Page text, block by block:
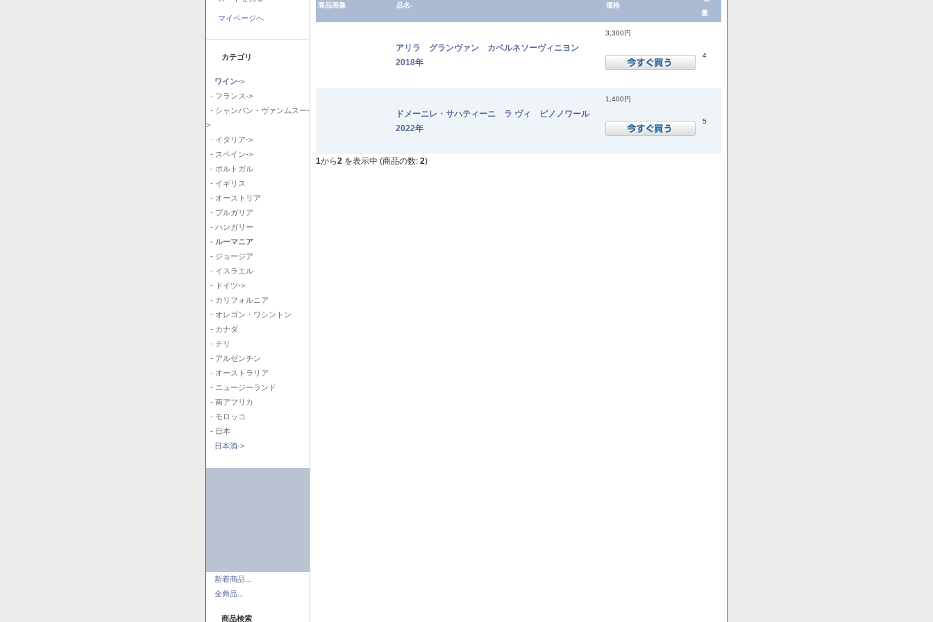
マイページへ
カテゴリ
ワイン->
- フランス->
- シャンパン・ヴァンムスー-
>
- イタリア->
- スペイン->
- ポルトガル
- イギリス
- オーストリア
- ブルガリア
- ハンガリー
- ルーマニア
- ジョージア
- イスラエル
- ドイツ->
- カリフォルニア
- オレゴン・ワシントン
- カナダ
- チリ
- アルゼンチン
- オーストラリア
- ニュージーランド
- 南アフリカ
- モロッコ
- 日本
日本酒->
新着商品...
全商品...
商品検索
商品画像 品名- 価格
量.
アリラ グランヴァン カベルネソーヴィニヨン
2018年
3,300円
4
ドメーニレ・サハティーニ ラ ヴィ ピノノワール
2022年
1,400円
5
1から2 を表示中 (商品の数: 2)